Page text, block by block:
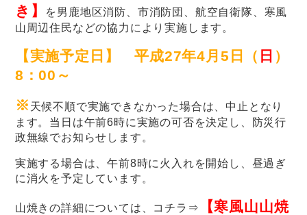
き】
を男鹿地区消防、市消防団、航空自衛隊、寒風
山周辺住民などの協力により実施します。
【実施予定日】 平成27年4月5日（ 日 ）
8：00～
※ 天候不順で実施できなかった場合は、中止となり
ます。当日は午前6時に実施の可否を決定し、防災行
政無線でお知らせします。
実施する場合は、午前8時に火入れを開始し、昼過ぎ
に消火を予定しています。
山焼きの詳細については、コチラ⇒
【寒風山山焼